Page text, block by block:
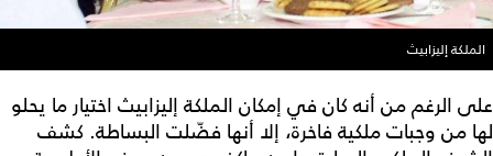
الملكة إليزابيث
على الرغم من أنه كان في إمكان الملكة إليزابيث اختيار ما يحلو
لها من وجبات ملكية فاخرة، إلا أنها فضّلت البساطة. كشف